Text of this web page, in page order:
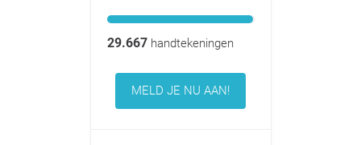
29.667handtekeningen
MELD JE NU AAN!